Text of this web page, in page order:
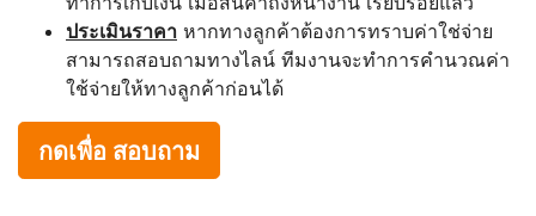
ประเมินราคา หากทางลูกค้าต้องการทราบค่าใช่จ่าย
สามารถสอบถามทางไลน์ ทีมงานจะทำการคำนวณค่า
ใช้จ่ายให้ทางลูกค้าก่อนได้
กดเพื่อ สอบถาม